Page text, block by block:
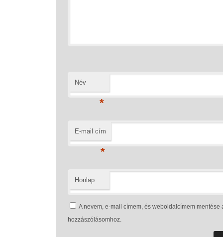
Név
*
E-mail cím
*
Honlap
A nevem, e-mail címem, és weboldalcímem
hozzászólásomhoz.